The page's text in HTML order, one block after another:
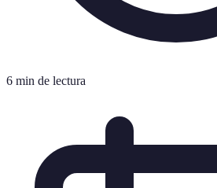
6 min de lectura